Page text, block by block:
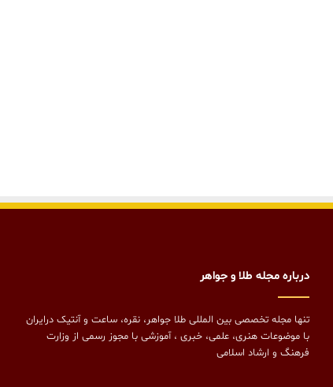
درباره مجله طلا و جواهر
تنها مجله تخصصی بین المللی طلا جواهر، نقره، ساعت و آنتیک درایران
با موضوعات هنری، علمی، خبری ، آموزشی با مجوز رسمی از وزارت
فرهنگ و ارشاد اسلامی